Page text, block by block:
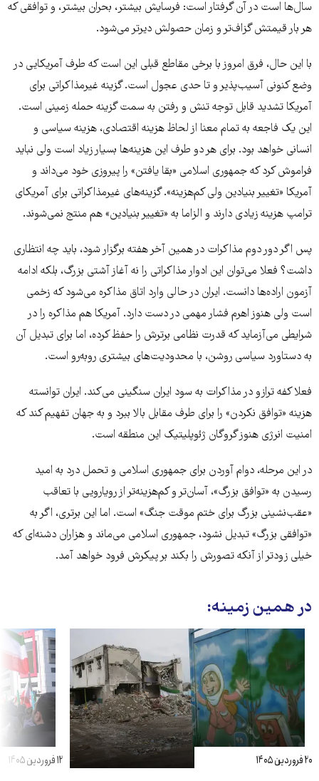
سال‌ها است در آن گرفتار است: فرسایش بیشتر، بحران بیشتر، و توافقی که
هر بار قیمتش گزاف‌تر و زمان حصولش دیرتر می‌شود.
با این حال، فرق امروز با برخی مقاطع قبلی این است که طرف آمریکایی در
وضع کنونی آسیب‌پذیر و تا حدی عجول است. گزینه غیرمذاکراتی برای
آمریکا تشدید قابل توجه تنش و رفتن به سمت گزینه حمله زمینی است.
این یک فاجعه به تمام معنا از لحاظ هزینه اقتصادی، هزینه سیاسی و
انسانی خواهد بود. برای هر دو طرف این هزینه‌ها بسیار زیاد است ولی نباید
فراموش کرد که جمهوری اسلامی «بقا یافتن» را پیروزی خود می‌داند و
آمریکا «تغییر بنیادین ولی کم‌هزینه». گزینه‌های غیرمذاکراتی برای آمریکای
ترامپ هزینه زیادی دارند و الزاما به «تغییر بنیادین» هم منتج نمی‌شوند.
پس اگر دور دوم مذاکرات در همین آخر هفته برگزار شود، باید چه انتظاری
داشت؟ فعلا می‌توان این ادوار مذاکراتی را نه آغاز آشتی بزرگ، بلکه ادامه
آزمون اراده‌ها دانست. ایران در حالی وارد اتاق مذاکره می‌شود که زخمی
است ولی هنوز اهرم فشار مهمی در دست دارد. آمریکا هم مذاکره را در
شرایطی می‌آزماید که قدرت نظامی برترش را حفظ کرده، اما برای تبدیل آن
به دستاورد سیاسی روشن، با محدودیت‌های بیشتری روبه‌رو است.
فعلا کفه ترازو در مذاکرات به سود ایران سنگینی می‌کند. ایران توانسته
هزینه «توافق نکردن» را برای طرف مقابل بالا ببرد و به جهان تفهیم کند که
امنیت انرژی هنوز گروگان ژئوپلیتیک این منطقه است.
در این مرحله، دوام آوردن برای جمهوری اسلامی و تحمل درد به امید
رسیدن به «توافق بزرگ»، آسان‌تر و کم‌هزینه‌تر از رویارویی با تعاقب
«عقب‌نشینی بزرگ برای ختم موقت جنگ» است. اما این برتری، اگر به
«توافقی بزرگ» تبدیل نشود، جمهوری اسلامی می‌ماند و هزاران دشنه‌ای که
خیلی زودتر از آنکه تصورش را بکند بر پیکرش فرود خواهد آمد.
در همین زمینه:
۲۰ فروردین ۱۴۰۵ ۱۲ فروردین ۱۴۰۵